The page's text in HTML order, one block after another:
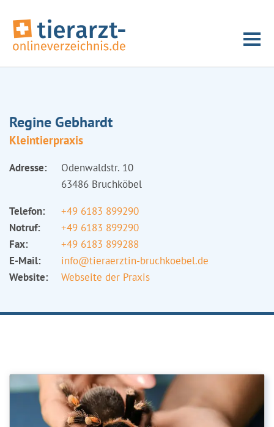
Regine Gebhardt
Kleintierpraxis
Adresse:
Odenwaldstr. 10
63486 Bruchköbel
Telefon:
+49 6183 899290
Notruf:
+49 6183 899290
Fax:
+49 6183 899288
E-Mail:
info@tieraerztin-bruchkoebel.de
Website:
Webseite der Praxis